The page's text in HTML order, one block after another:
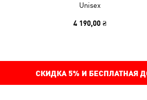
Unisex
4 190,00 ₴
СКИДКА 5% И БЕСПЛАТНАЯ